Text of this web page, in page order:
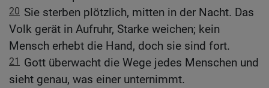
20 Sie sterben plötzlich, mitten in der Nacht. Das
Volk gerät in Aufruhr, Starke weichen; kein
Mensch erhebt die Hand, doch sie sind fort.
21
Gott überwacht die Wege jedes Menschen und
sieht genau, was einer unternimmt.